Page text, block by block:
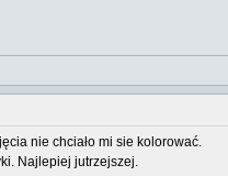
nie chciało mi sie kolorować.
Najlepiej jutrzejszej.